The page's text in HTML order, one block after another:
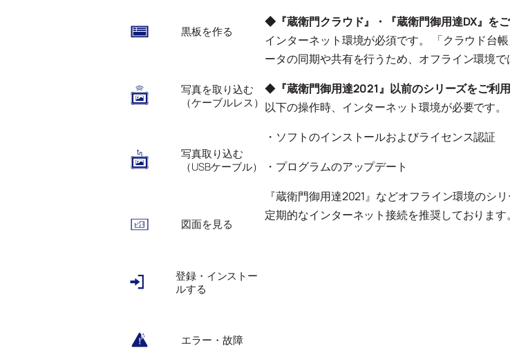
黒板を作る
写真を取り込む
（ケーブルレス）
写真取り込む
（USBケーブル）
図面を見る
登録・インストー
ルする
エラー・故障
◆『蔵衛門クラウド』・『蔵衛門御用達DX』を
インターネット環境が必須です。 「クラウド台
ータの同期や共有を行うため、オフライン環境で
◆ 『蔵衛門御用達2021』以前のシリーズをご利
以下の操作時、インターネット環境が必要です。
・ソフトのインストールおよびライセンス認証
・プログラムのアップデート
『蔵衛門御用達2021』などオフライン環境のシ
定期的なインターネット接続を推奨しております。